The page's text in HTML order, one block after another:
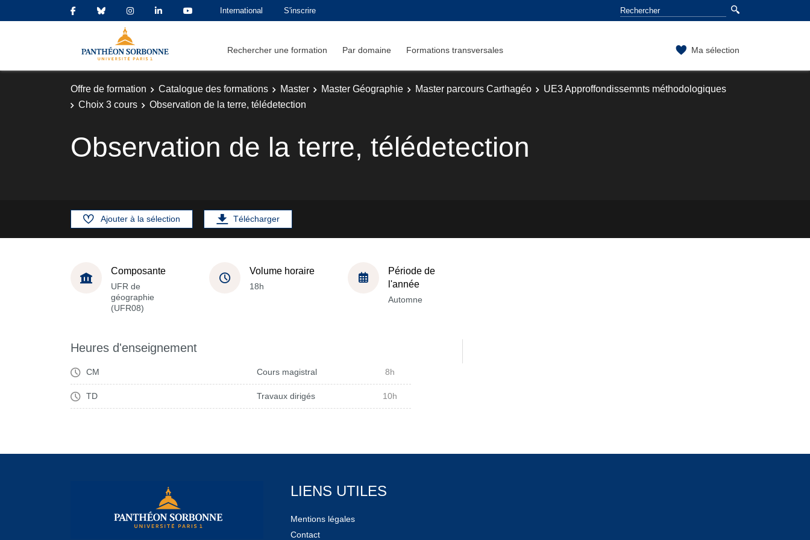
International S'inscrire
Rechercher une formation Par domaine Formations transversales Ma sélection
Offre de formation Catalogue des formations Master Master Géographie Master parcours Carthagéo
UE3 Approffondissemnts méthodologiques
Choix 3 cours
Observation de la terre, télédetection
Observation de la terre, télédetection
Ajouter à la sélection Télécharger
Composante
UFR de
géographie
(UFR08)
Volume horaire
18h
Période de
l'année
Automne
Heures d'enseignement
CM Cours magistral 8h
TD Travaux dirigés 10h
LIENS UTILES
Mentions légales
Contact